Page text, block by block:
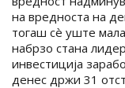
на вредноста на
тогаш сè уште
набрзо стана
инвестиција
денес држи 31